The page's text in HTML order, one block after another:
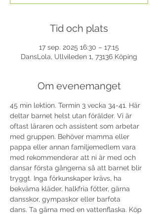
Tid och plats
17 sep. 2025 16:30 – 17:15
DansLola, Ullvileden 1, 73136 Köping
Om evenemanget
45 min lektion. Termin 3 vecka 34-41. Här
deltar barnet helst utan förälder. Vi är
oftast läraren och assistent som arbetar
med gruppen. Behöver mamma eller
pappa eller annan familjemedlem vara
med rekommenderar att ni är med och
dansar första gångerna så att barnet blir
tryggt. Inga förkunskaper krävs, ha
bekväma kläder, halkfria fötter, gärna
dansskor, gympaskor eller barfota
dans. Ta gärna med en vattenflaska. Köp